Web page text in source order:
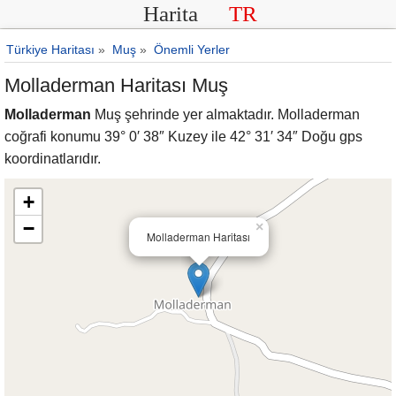
Harita TR
Türkiye Haritası » Muş » Önemli Yerler
Molladerman Haritası Muş
Molladerman Muş şehrinde yer almaktadır. Molladerman
coğrafi konumu 39° 0′ 38″ Kuzey ile 42° 31′ 34″ Doğu gps
koordinatlarıdır.
Molladerman Haritası
×
+
−